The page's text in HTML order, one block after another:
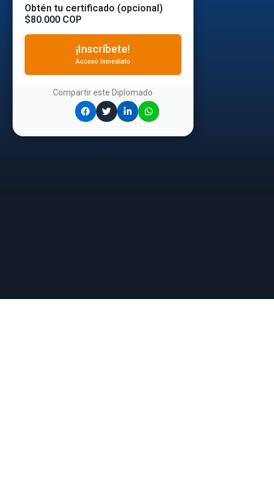
Obtén tu certificado (opcional)
$80.000 COP
¡Inscríbete!
Acceso Inmediato
Compartir este Diplomado